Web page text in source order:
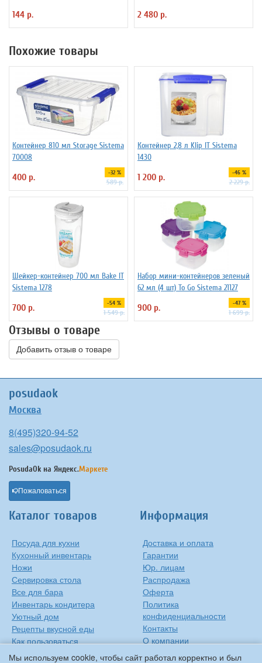
Мы используем cookie, чтобы сайт работал корректно и был
144 р. 2 480 р.
Похожие товары
Контейнер 810 мл Storage Sistema
70008
400 р. -32 %
589 р.
Контейнер 2,8 л Klip IT Sistema
1430
1 200 р. -46 %
2 229 р.
Шейкер-контейнер 700 мл Bake IT
Sistema 1278
700 р. -54 %
1 549 р.
Набор мини-контейнеров зеленый
62 мл (4 шт) To Go Sistema 21127
900 р. -47 %
1 699 р.
Отзывы о товаре
Добавить отзыв о товаре
posudaok
Москва
8(495)320-94-52
sales@posudaok.ru
PosudaOk на Яндекс.Маркете
Пожаловаться
Каталог товаров
Посуда для кухни
Кухонный инвентарь
Ножи
Сервировка стола
Все для бара
Инвентарь кондитера
Уютный дом
Рецепты вкусной еды
Как пользоваться
сковородкой
Информация
Доставка и оплата
Гарантии
Юр. лицам
Распродажа
Оферта
Политика
конфиденциальности
Контакты
О компании
Сиропы Monin